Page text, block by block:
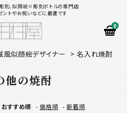
刻、似顔絵×彫刻ボトルの専門店
ントやお祝いなどに最適です
0
風似顔絵デザイナー > 名入れ焼酎
他の焼酎
おすすめ順 -価格順 -新着順